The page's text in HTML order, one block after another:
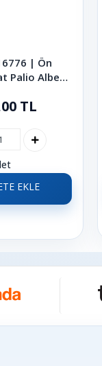
| Ön
Palio Albea
TL
EKLE